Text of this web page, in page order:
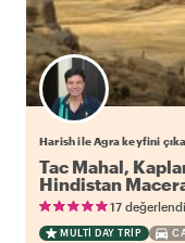
Harish ile Agra keyfini
Tac Mahal,
Hindistan
17
MULTI DAY TRIP